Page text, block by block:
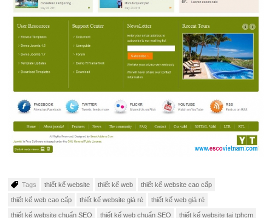
Tags thiết kế website thiết kế web thiết kế website cao cấp
thiết kế web cao cấp thiết kế website giá rẻ thiết kế web giá rẻ
thiết kế website chuẩn SEO thiết kế web chuẩn SEO thiết kế website tại tphcm